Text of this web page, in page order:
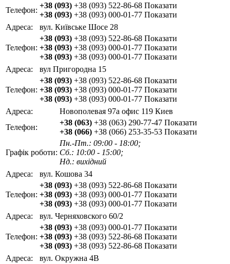
Телефон:
+38 (093) +38 (093) 522-86-68 Показати
+38 (093) +38 (093) 000-01-77 Показати
Адреса:
вул. Київське Шосе 28
Телефон:
+38 (093) +38 (093) 522-86-68 Показати
+38 (093) +38 (093) 000-01-77 Показати
+38 (093) +38 (093) 000-01-77 Показати
Адреса:
вул Пригородна 15
Телефон:
+38 (093) +38 (093) 522-86-68 Показати
+38 (093) +38 (093) 000-01-77 Показати
+38 (093) +38 (093) 000-01-77 Показати
Адреса:
Новополевая 97а офис 119 Киев
Телефон:
+38 (063) +38 (063) 290-77-47 Показати
+38 (066) +38 (066) 253-35-53 Показати
Графік роботи:
Пн.-Пт.: 09:00 - 18:00;
Сб.: 10:00 - 15:00;
Нд.: вихідний
Адреса:
вул. Кошова 34
Телефон:
+38 (093) +38 (093) 522-86-68 Показати
+38 (093) +38 (093) 000-01-77 Показати
+38 (093) +38 (093) 000-01-77 Показати
Адреса:
вул. Черняховского 60/2
Телефон:
+38 (093) +38 (093) 000-01-77 Показати
+38 (093) +38 (093) 522-86-68 Показати
+38 (093) +38 (093) 522-86-68 Показати
Адреса:
вул. Окружна 4В